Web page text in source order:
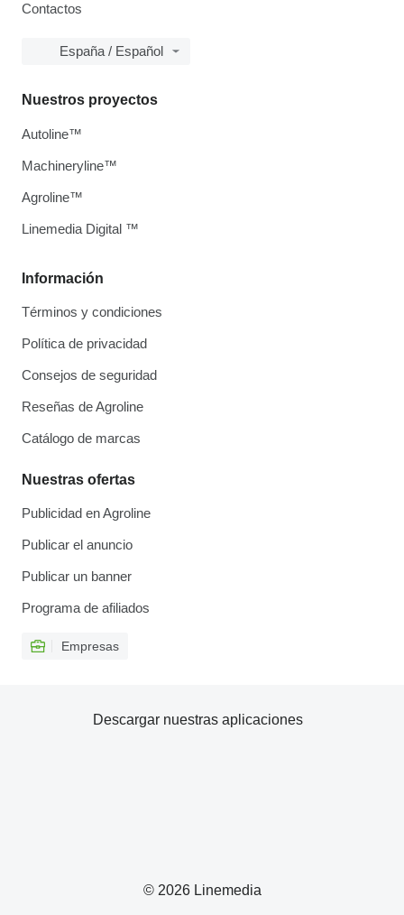
Contactos
España / Español
Información
Términos y condiciones
Política de privacidad
Consejos de seguridad
Reseñas de Agroline
Catálogo de marcas
Nuestras ofertas
Publicidad en Agroline
Publicar el anuncio
Publicar un banner
Programa de afiliados
Empresas
Nuestros proyectos
Autoline™
Machineryline™
Agroline™
Linemedia Digital ™
© 2026 Linemedia
Descargar nuestras aplicaciones